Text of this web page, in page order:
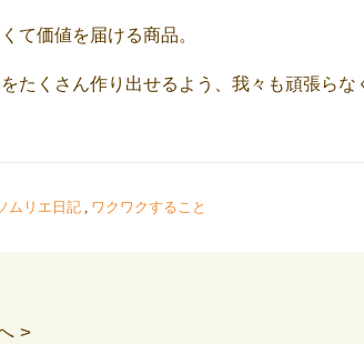
て価値を届ける商品。
たくさん作り出せるよう、我々も頑張らな
ムリエ日記 , ワクワクすること
>